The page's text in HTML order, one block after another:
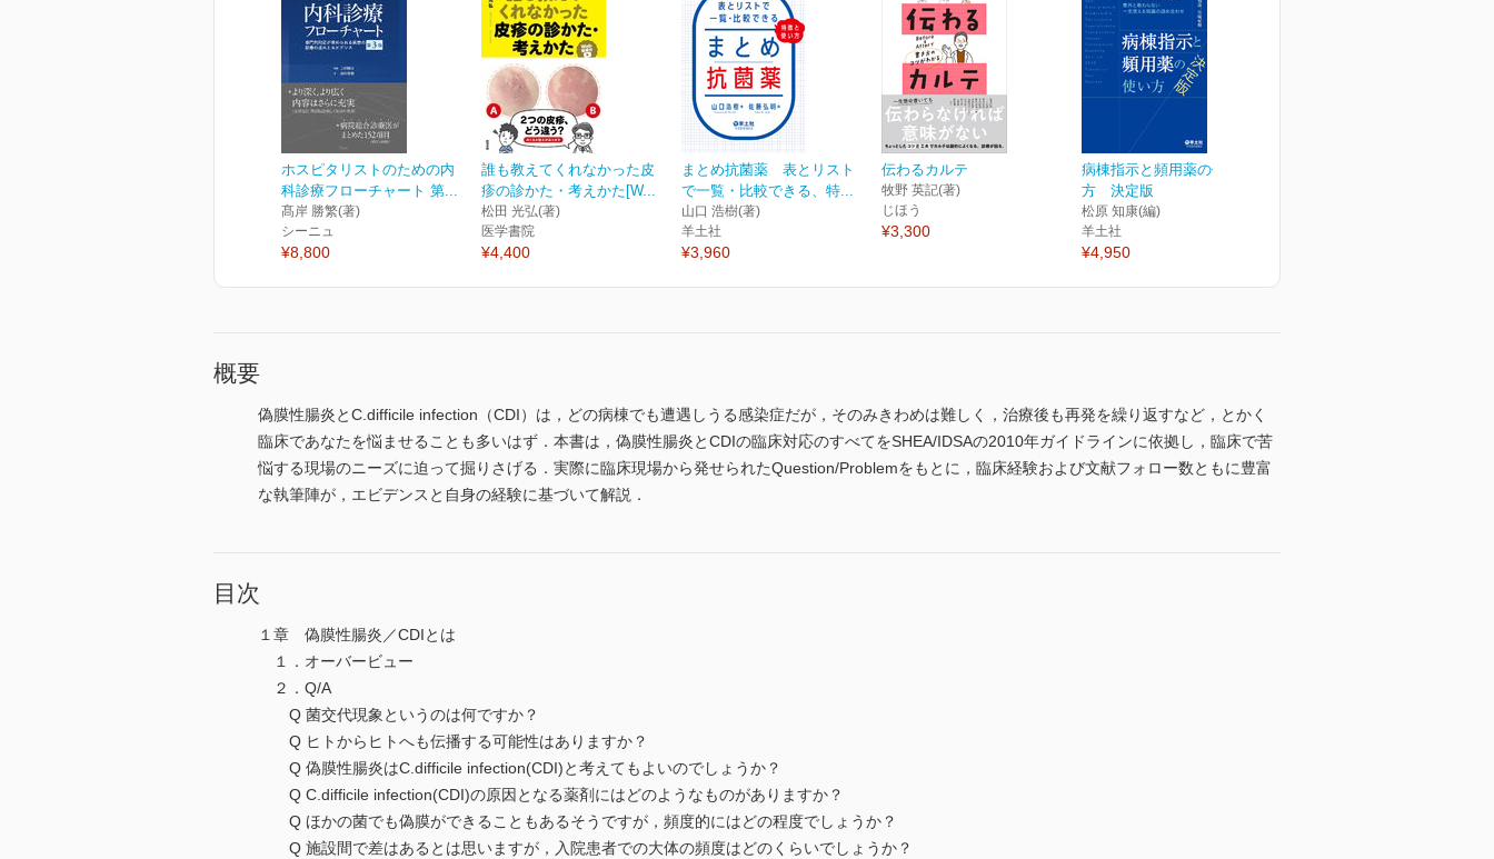
ホスピタリストのための内
科診療フローチャート 第...
髙岸 勝繁(著)
シーニュ
¥8,800
誰も教えてくれなかった皮
疹の診かた・考えかた[W...
松田 光弘(著)
医学書院
¥4,400
まとめ抗菌薬 表とリスト
で一覧・比較できる、特...
山口 浩樹(著)
羊土社
¥3,960
伝わるカルテ
牧野 英記(著)
じほう
¥3,300
病棟指示と頻用薬の使い
方 決定版
松原 知康(編)
羊土社
¥4,950
概要
偽膜性腸炎とC.difficile infection（CDI）は，どの病棟でも遭遇しうる感染症だが，そのみきわめは難しく，治療後も再発を繰り返すなど，とかく
臨床であなたを悩ませることも多いはず．本書は，偽膜性腸炎とCDIの臨床対応のすべてをSHEA/IDSAの2010年ガイドラインに依拠し，臨床で苦
悩する現場のニーズに迫って掘りさげる．実際に臨床現場から発せられたQuestion/Problemをもとに，臨床経験および文献フォロー数ともに豊富
な執筆陣が，エビデンスと自身の経験に基づいて解説．
目次
１章 偽膜性腸炎／CDIとは
１．オーバービュー
２．Q/A
Q 菌交代現象というのは何ですか？
Q ヒトからヒトへも伝播する可能性はありますか？
Q 偽膜性腸炎はC.difficile infection(CDI)と考えてもよいのでしょうか？
Q C.difficile infection(CDI)の原因となる薬剤にはどのようなものがありますか？
Q ほかの菌でも偽膜ができることもあるそうですが，頻度的にはどの程度でしょうか？
Q 施設間で差はあるとは思いますが，入院患者での大体の頻度はどのくらいでしょうか？